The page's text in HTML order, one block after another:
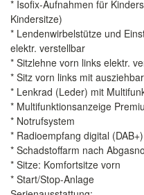
* Isofix-Aufnahmen für
Kindersitze)
* Lendenwirbelstütze und
elektr. verstellbar
* Sitzlehne vorn links elektr.
* Sitz vorn links mit
* Lenkrad (Leder) mit
* Multifunktionsanzeige
* Notrufsystem
* Radioempfang digital (DAB+)
* Schadstoffarm nach
* Sitze: Komfortsitze vorn
* Start/Stop-Anlage